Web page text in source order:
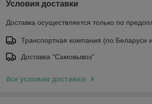
Условия доставки
Доставка осуществляется только по
Транспортная компания (по Беларуси
Доставка "Самовывоз"
Все условия доставки